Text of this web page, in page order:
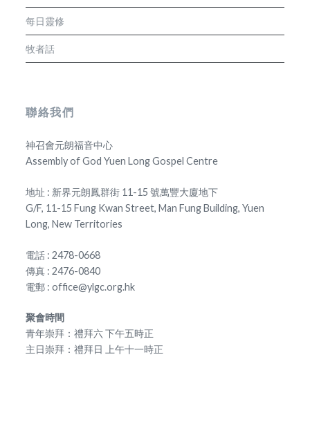
每日靈修
牧者話
聯絡我們
神召會元朗福音中心
Assembly of God Yuen Long Gospel Centre
地址 : 新界元朗鳳群街 11-15 號萬豐大廈地下
G/F, 11-15 Fung Kwan Street, Man Fung Building, Yuen
Long, New Territories
電話 : 2478-0668
傳真 : 2476-0840
電郵 : office@ylgc.org.hk
聚會時間
青年崇拜：禮拜六 下午五時正
主日崇拜：禮拜日 上午十一時正